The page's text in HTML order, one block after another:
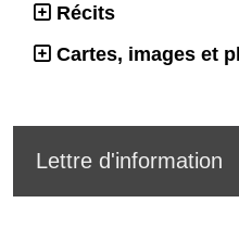
Récits
Cartes, images et
Lettre d'information